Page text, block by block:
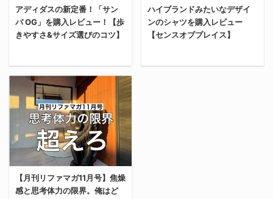
アディダスの新定番！「サン
バ OG」を購入レビュー！【歩
きやすさ&サイズ選びのコツ】
やっと手に入れた、サン
バOGを。 今回は、ずっ
と欲しかったアディダス
の新定番「SAMBA OG」
を購入したからレビュー
する。 実際に”3ヶ月ほど
履いてみた感想”や、ち
ょっと難しい”サイズ感
選びのコツ”についても
ハイブランドみたいなデザイ
ンのシャツを購入レビュー
【センスオブプレイス】
【月刊リファマガ11月号】焦燥
感と思考体力の限界。俺はど